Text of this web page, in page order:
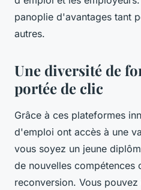
panoplie d'avantages tant
autres.
Une diversité de
portée de clic
Grâce à ces plateformes
d'emploi ont accès à une
vous soyez un jeune
de nouvelles compétences
reconversion. Vous